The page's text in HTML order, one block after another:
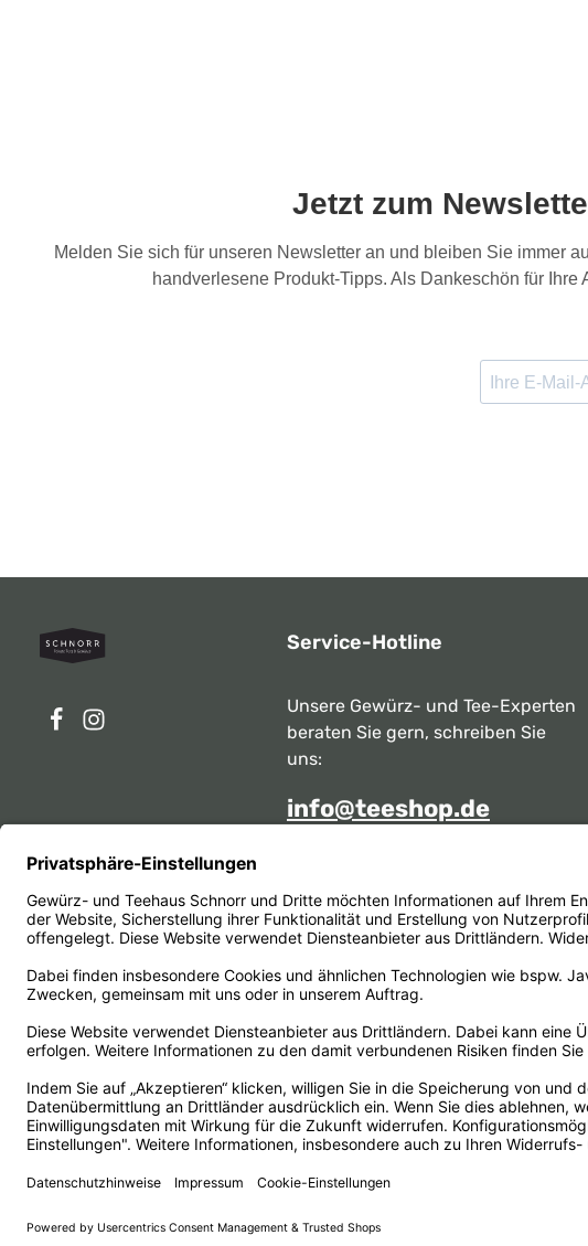
Jetzt zum
Melden Sie sich für unseren Newsletter an und bleiben Sie immer
handverlesene Produkt-Tipps. Als Dankeschön für Ihre
Service-Hotline
Unsere Gewürz- und Tee-Experten
beraten Sie gern, schreiben Sie
uns:
info@teeshop.de
Mo - Sa zwischen 10:00 - 17:00 Uhr
unter:
Vertrag widerrufen
© 1956 - 2026 Gewürz- und Teehaus Schnorr - with